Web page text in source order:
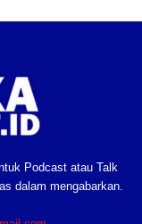
Podcast atau Talk
dalam mengabarkan.